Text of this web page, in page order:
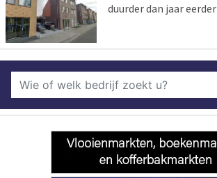
duurder dan jaar eerder